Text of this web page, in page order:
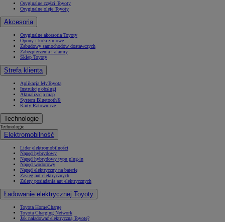
Oryginalne części Toyoty
Oryginalne oleje Toyoty
Akcesoria
Oryginalne akcesoria Toyoty
Opony i koła zimowe
Zabudowy samochodów dostawczych
Zabezpieczenia i alarmy
Sklep Toyoty
Strefa klienta
Aplikacja MyToyota
Instrukcje obsługi
Aktualizacja map
System Bluetooth®
Karty Ratownicze
Technologie
Technologie
Elektromobilność
Lider elektromobilności
Napęd hybrydowy
Napęd hybrydowy typu plug-in
Napęd wodorowy
Napęd elektryczny na baterię
Zasięg aut elektrycznych
Zalety posiadania aut elektrycznych
Ładowanie elektrycznej Toyoty
Toyota HomeCharge
Toyota Charging Network
Jak naładować elektryczną Toyotę?